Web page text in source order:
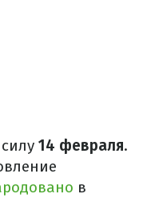
14 февраля.
в